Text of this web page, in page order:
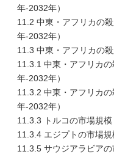
年-2032年）
11.2 中東・アフリカの
年-2032年）
11.3 中東・アフリカの
11.3.1 中東・アフリカ
年-2032年）
11.3.2 中東・アフリカ
年-2032年）
11.3.3 トルコの市場規
11.3.4 エジプトの市場
11.3.5 サウジアラビア